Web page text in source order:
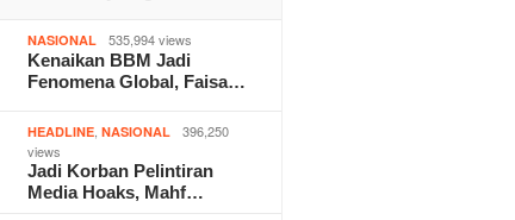
NASIONAL 535,994 views
Kenaikan BBM Jadi
Fenomena Global, Faisa…
HEADLINE ,NASIONAL
396,250
views
Jadi Korban Pelintiran
Media Hoaks, Mahf…